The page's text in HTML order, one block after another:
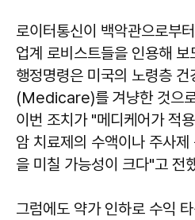
로이터통신이 백악관으로부
업계 로비스트들을 인용해
행정명령은 미국의 노령층 건
(Medicare)를 겨냥한 것으
이번 조치가 "메디케어가 적
암 치료제의 수액이나 주사
을 미칠 가능성이 크다"고 전
그럼에도 약가 인하로 수익